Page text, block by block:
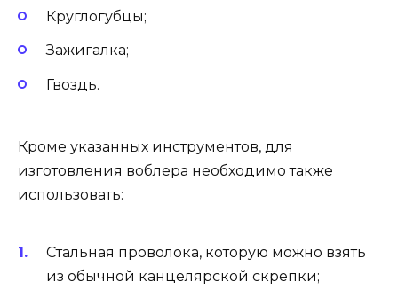
Круглогубцы;
Зажигалка;
Гвоздь.
Кроме указанных инструментов, для
изготовления воблера необходимо также
использовать:
Стальная проволока, которую можно взять
из обычной канцелярской скрепки;